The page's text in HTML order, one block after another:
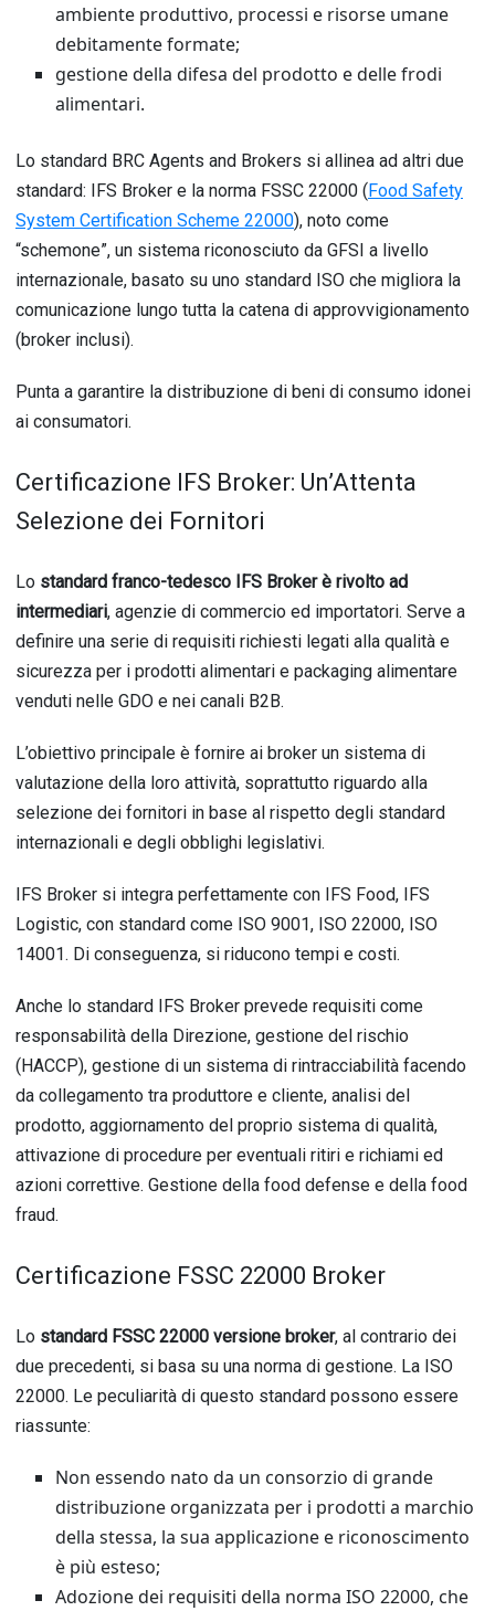
ambiente produttivo, processi e risorse umane
debitamente formate;
gestione della difesa del prodotto e delle frodi
alimentari.
Lo standard BRC Agents and Brokers si allinea ad altri due
standard: IFS Broker e la norma FSSC 22000 (Food Safety
System Certification Scheme 22000), noto come
“schemone”, un sistema riconosciuto da GFSI a livello
internazionale, basato su uno standard ISO che migliora la
comunicazione lungo tutta la catena di approvvigionamento
(broker inclusi).
Punta a garantire la distribuzione di beni di consumo idonei
ai consumatori.
Certificazione IFS Broker: Un’Attenta
Selezione dei Fornitori
Lo standard franco-tedesco IFS Broker è rivolto ad
intermediari, agenzie di commercio ed importatori. Serve a
definire una serie di requisiti richiesti legati alla qualità e
sicurezza per i prodotti alimentari e packaging alimentare
venduti nelle GDO e nei canali B2B.
L’obiettivo principale è fornire ai broker un sistema di
valutazione della loro attività, soprattutto riguardo alla
selezione dei fornitori in base al rispetto degli standard
internazionali e degli obblighi legislativi.
IFS Broker si integra perfettamente con IFS Food, IFS
Logistic, con standard come ISO 9001, ISO 22000, ISO
14001. Di conseguenza, si riducono tempi e costi.
Anche lo standard IFS Broker prevede requisiti come
responsabilità della Direzione, gestione del rischio
(HACCP), gestione di un sistema di rintracciabilità facendo
da collegamento tra produttore e cliente, analisi del
prodotto, aggiornamento del proprio sistema di qualità,
attivazione di procedure per eventuali ritiri e richiami ed
azioni correttive. Gestione della food defense e della food
fraud.
Certificazione FSSC 22000 Broker
Lo standard FSSC 22000 versione broker, al contrario dei
due precedenti, si basa su una norma di gestione. La ISO
22000. Le peculiarità di questo standard possono essere
riassunte:
Non essendo nato da un consorzio di grande
distribuzione organizzata per i prodotti a marchio
della stessa, la sua applicazione e riconoscimento
è più esteso;
Adozione dei requisiti della norma ISO 22000, che